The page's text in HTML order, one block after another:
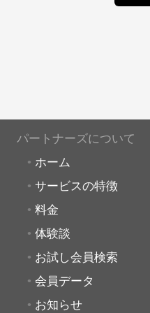
パートナーズについて
ホーム
サービスの特徴
料金
体験談
お試し会員検索
会員データ
お知らせ